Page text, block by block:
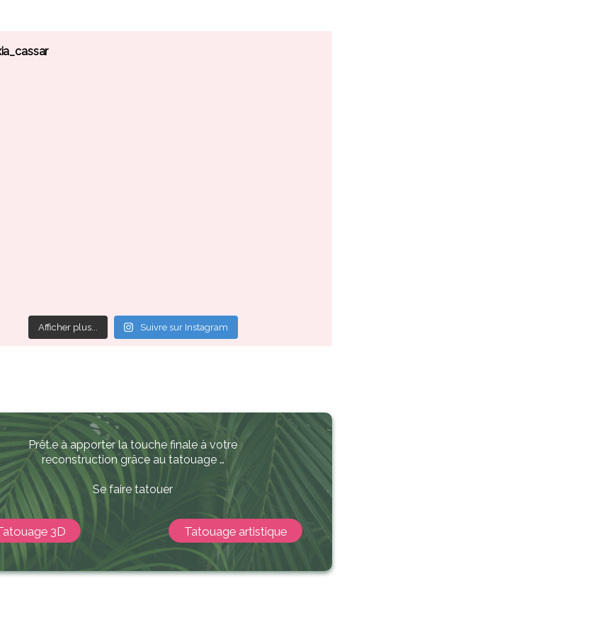
Afficher plus... Suivre sur Instagram
Prêt.e à apporter la touche finale à votre
reconstruction grâce au tatouage …
Se faire tatouer
3D Tatouage artistique